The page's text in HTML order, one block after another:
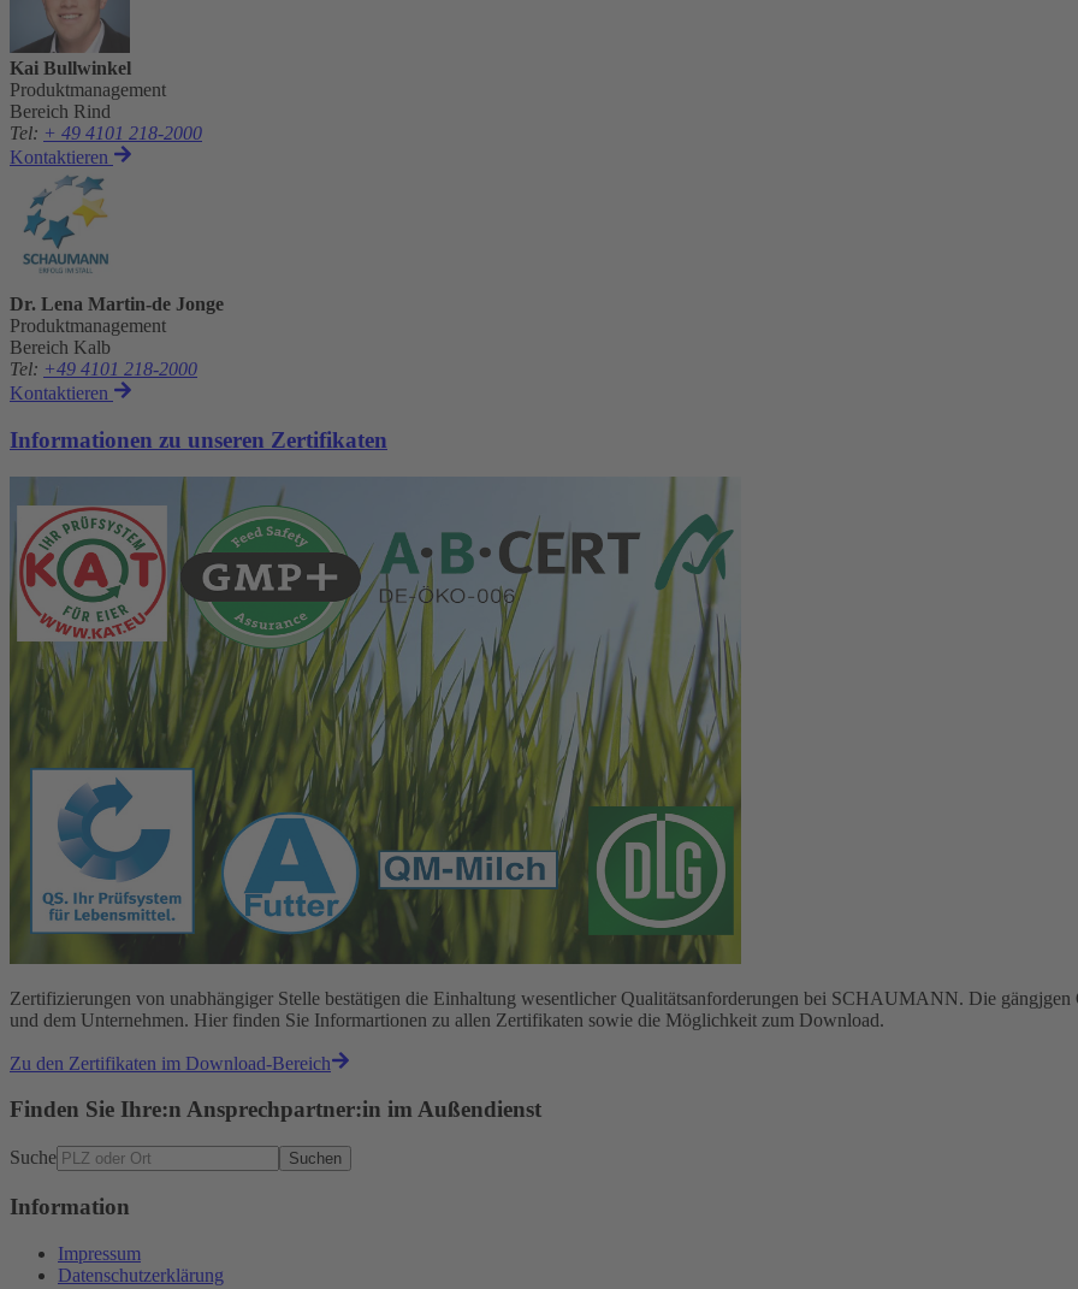
Kai Bullwinkel
Produktmanagement
Bereich Rind
Tel: + 49 4101 218-2000
Kontaktieren
Dr. Lena Martin-de Jonge
Produktmanagement
Bereich Kalb
Tel: +49 4101 218-2000
Kontaktieren
Informationen zu unseren Zertifikaten
Zertifizierungen von unabhängiger Stelle bestätigen die Einhaltung wesentlicher Qualitätsanforderungen bei SCHAUMANN. Die
und dem Unternehmen. Hier finden Sie Informartionen zu allen Zertifikaten sowie die Möglichkeit zum Download.
Zu den Zertifikaten im Download-Bereich
Finden Sie Ihre:n Ansprechpartner:in im Außendienst
Suche Suchen
Information
Impressum
Datenschutzerklärung